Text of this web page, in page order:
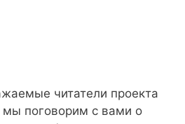
читатели проекта
поговорим с вами о